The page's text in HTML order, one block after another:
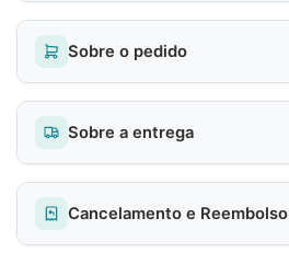
Sobre o pedido
Sobre a entrega
Cancelamento e Reembolso